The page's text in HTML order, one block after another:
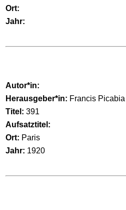
Ort:
Jahr:
Autor*in:
Herausgeber*in: Francis Picabia
Titel: 391
Aufsatztitel:
Ort: Paris
Jahr: 1920